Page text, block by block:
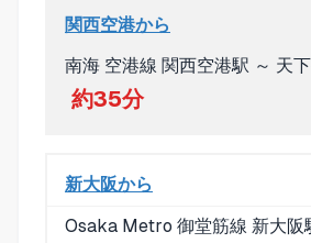
関西空港から
南海 空港線 関西空港駅 ～ 天
約35分
新大阪から
Osaka Metro 御堂筋線 新大阪